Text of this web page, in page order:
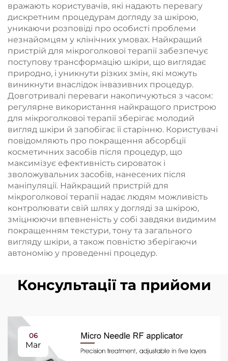
вражають користувачів, які надають перевагу
дискретним процедурам догляду за шкірою,
уникаючи розповіді про особисті проблеми
незнайомцям у клінічних умовах. Найкращий
пристрій для мікроголкової терапії забезпечує
поступову трансформацію шкіри, що виглядає
природно, і уникнути різких змін, які можуть
виникнути внаслідок інвазивних процедур.
Довготривалі переваги накопичуються з часом:
регулярне використання найкращого пристрою
для мікроголкової терапії зберігає молодий
вигляд шкіри й запобігає її старінню. Користувачі
повідомляють про покращення абсорбції
косметичних засобів після процедур, що
максимізує ефективність сироваток і
зволожувальних засобів, нанесених після
маніпуляції. Найкращий пристрій для
мікроголкової терапії надає людям можливість
контролювати свій шлях у догляді за шкірою,
зміцнюючи впевненість у собі завдяки видимим
покращенням текстури, тону та загального
вигляду шкіри, а також повністю зберігаючи
автономію у проведенні процедур.
Консультації та прийоми
06
Mar